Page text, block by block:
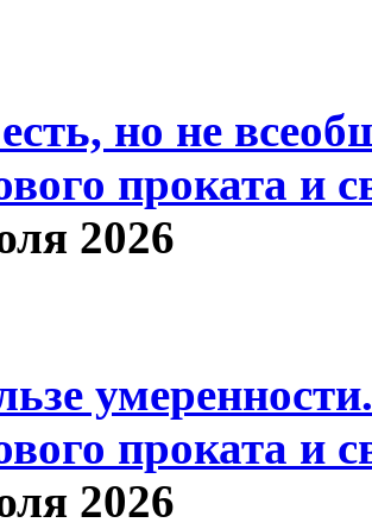
но не
проката и
2026
проката и
2026